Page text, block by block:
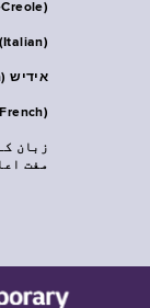
אידיש (Yiddish)
زبان
مفت